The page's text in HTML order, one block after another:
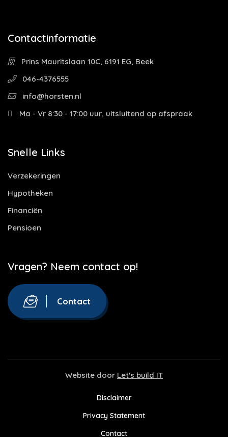
Contactinformatie
Prins Mauritslaan 10C, 6191 EG, Beek
046-4376555
info@horsten.nl
Ma - Vr 8:30 - 17:00 uur, uitsluitend op afspraak
Snelle Links
Verzekeringen
Hypotheken
Financiën
Pensioen
Vragen? Neem contact op!
Contact
Website door Let's build IT
Disclaimer
Privacy Statement
Contact